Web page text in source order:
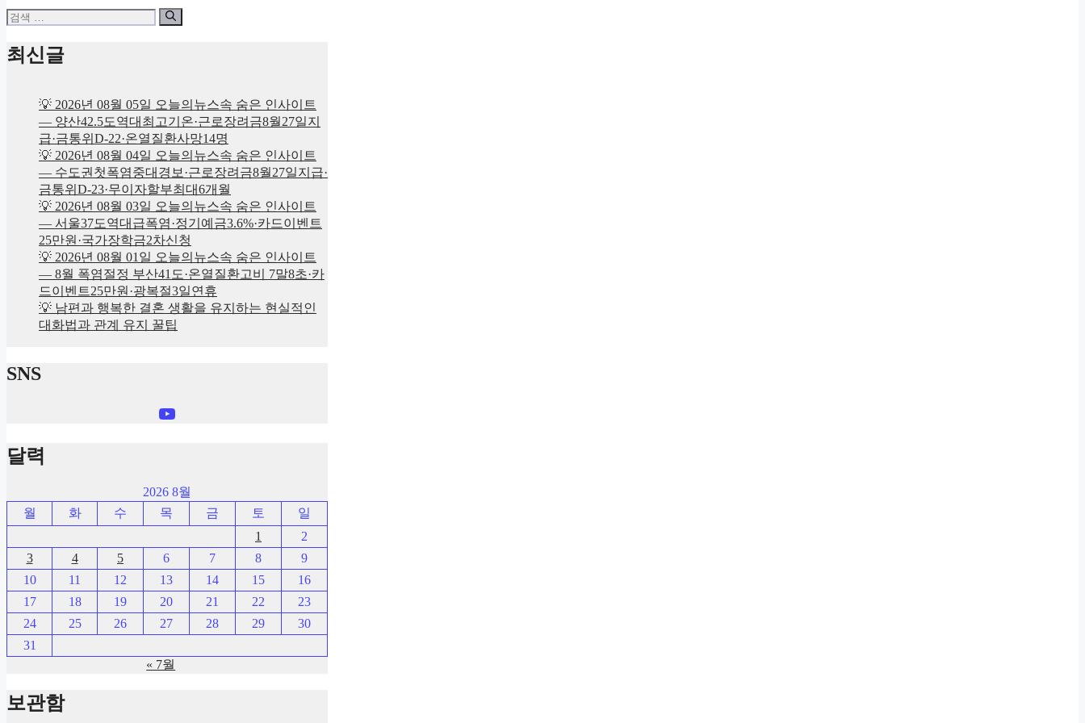
검
최신글
💡 2026년 08월 05일 오늘의뉴스속 숨은 인사이트
— 양산42.5도역대최고기온·근로장려금8월27일지
급·금통위D-22·온열질환사망14명
💡 2026년 08월 04일 오늘의뉴스속 숨은 인사이트
— 수도권첫폭염중대경보·근로장려금8월27일지급·
금통위D-23·무이자할부최대6개월
💡 2026년 08월 03일 오늘의뉴스속 숨은 인사이트
— 서울37도역대급폭염·정기예금3.6%·카드이벤트
25만원·국가장학금2차신청
💡 2026년 08월 01일 오늘의뉴스속 숨은 인사이트
— 8월 폭염절정 부산41도·온열질환고비 7말8초·카
드이벤트25만원·광복절3일연휴
💡 남편과 행복한 결혼 생활을 유지하는 현실적인
대화법과 관계 유지 꿀팁
SNS
YouTube
달력
2026 8월
월
화 수 목 금 토
일
1
2
3
4 5 6 7 8
9
10
11 12 13 14 15
16
17
18 19 20 21 22
23
24
25 26 27 28 29
30
31
« 7월
보관함